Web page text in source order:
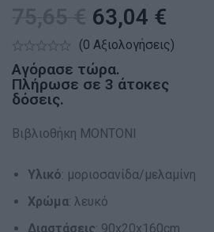
63,04 €
(0 Αξιολογήσεις)
Αγόρασε τώρα.
Πλήρωσε σε 3 άτοκες
δόσεις.
Βιβλιοθήκη MONTONI
Υλικό: μοριοσανίδα/μελαμίνη
Χρώμα: λευκό
Διαστάσεις: 90x20x160cm